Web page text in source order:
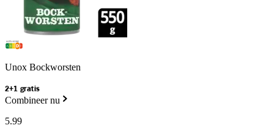
Unox Bockworsten
2+1 gratis
Combineer nu
5.99